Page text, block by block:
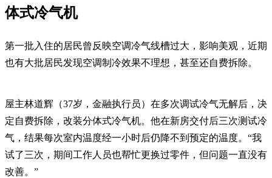
体式冷气机
第一批入住的居民曾反映空调冷气线槽过大，影响美观，近期
也有大批居民发现空调制冷效果不理想，甚至还自费拆除。
屋主林道辉（37岁，金融执行员）在多次调试冷气无解后，决
定自费拆除，改装分体式冷气机。他在新房交付后三次测试冷
气，结果每次室内温度经一小时后仍降不到预定的温度。“我
试了三次，期间工作人员也帮忙更换过零件，但问题一直没有
改善。”